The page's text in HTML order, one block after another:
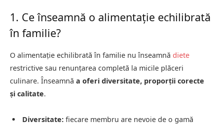
1. Ce înseamnă o alimentație echilibrată
în familie?
O alimentație echilibrată în familie nu înseamnă diete
restrictive sau renunțarea completă la micile plăceri
culinare. Înseamnă a oferi diversitate, proporții corecte
și calitate.
Diversitate: fiecare membru are nevoie de o gamă